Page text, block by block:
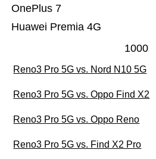
Huawei Premia 4G
OnePlus 7
1000
Reno3 Pro 5G vs. Nord N10 5G
Reno3 Pro 5G vs. Oppo Find X2
Reno3 Pro 5G vs. Oppo Reno
Reno3 Pro 5G vs. Find X2 Pro